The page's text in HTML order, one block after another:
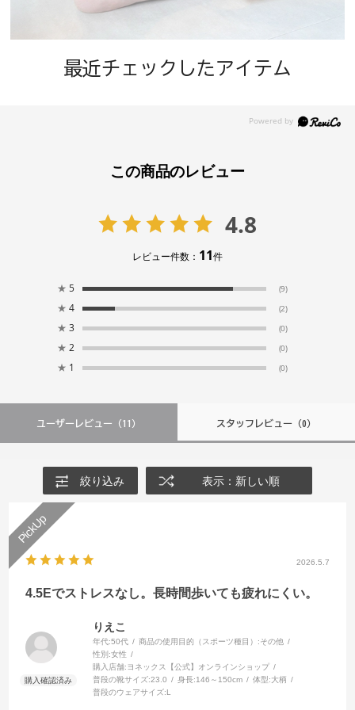
最近チェックしたアイテム
この商品のレビュー
4.8
レビュー件数： 11件
★ 5 (9)
★ 4 (2)
★ 3 (0)
★ 2 (0)
★ 1 (0)
ユーザーレビュー （11） スタッフレビュー（0）
絞り込み 表示：新しい順
2026.5.7
4.5Eでストレスなし。長時間歩いても疲れにくい。
りえこ
年代:50代 商品の使用目的（スポーツ種目）:その他
性別:女性
購入店舗:ヨネックス【公式】オンラインショップ
普段の靴サイズ:23.0 身長:146～150cm 体型:大柄
普段のウェアサイズ:L